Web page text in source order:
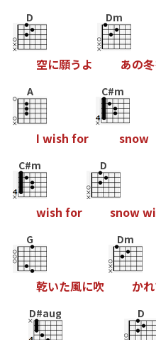
D
空に願う よ
Dm
あの冬
A
I wish for
C#m
snow
C#m
wish for
D
snowwi
G
乾いた風に吹
Dm
かれ
D#aug D